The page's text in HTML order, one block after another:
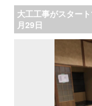
大工工事がスター
月29日